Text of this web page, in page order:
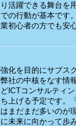
活躍できる舞台を
の行動が基本です
初心者の方でも安
化を目的にサブス
社の中核をなす情
ICTコンサルティ
上げる予定です。
まだまだ多いのが
未来に向かって歩